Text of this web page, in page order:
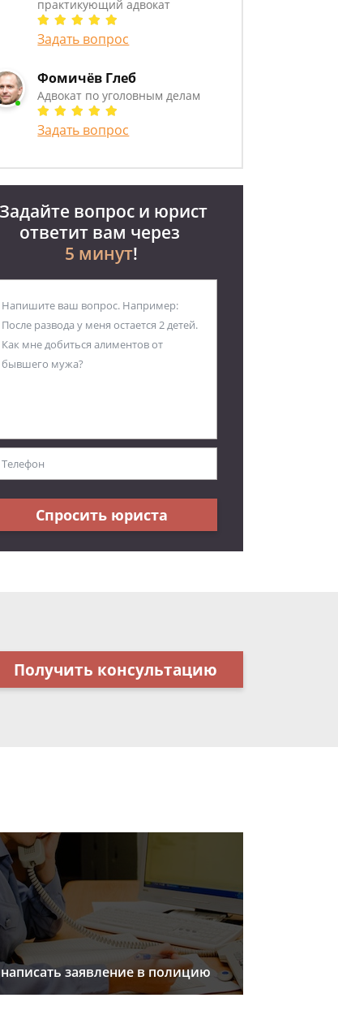
практикующий адвокат
Задать вопрос
Фомичёв Глеб
Адвокат по уголовным делам
Задать вопрос
Задайте вопрос и юрист
ответит вам через
5 минут!
Спросить юриста
Получить консультацию
заявление в полицию